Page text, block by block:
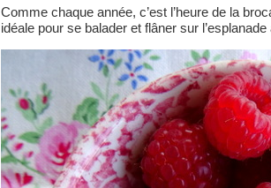
Comme chaque année, c’est l’heure de la
idéale pour se balader et flâner sur